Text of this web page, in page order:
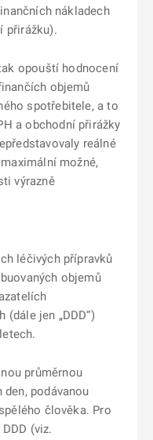
nákladech
přirážku).
opouští hodnocení
objemů
spotřebitele, a to
a obchodní přirážky
reálné
možné,
výrazně
léčivých přípravků
objemů
(dále jen „DDD“)
průměrnou
podávanou
člověka. Pro
(viz.